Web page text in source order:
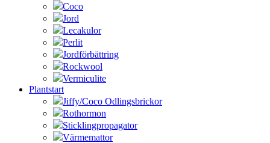
Coco
Jord
Lecakulor
Perlit
Jordförbättring
Rockwool
Vermiculite
Plantstart
Jiffy/Coco Odlingsbrickor
Rothormon
Sticklingpropagator
Värmemattor